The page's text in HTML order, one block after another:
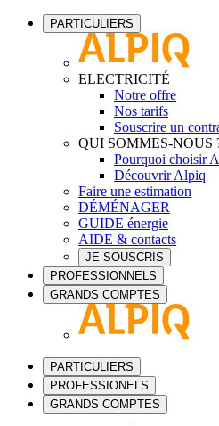
PARTICULIERS
ELECTRICITÉ
Notre offre
Nos tarifs
Souscrire un
QUI SOMMES-NOUS
Pourquoi choisir
Découvrir Alpiq
Faire une estimation
DÉMÉNAGER
GUIDE énergie
AIDE & contacts
JE SOUSCRIS
PROFESSIONNELS
GRANDS COMPTES
PARTICULIERS
PROFESSIONELS
GRANDS COMPTES